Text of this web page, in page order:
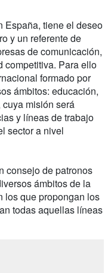
España, tiene el deseo
y un referente de
de comunicación,
competitiva. Para ello
formado por
ámbitos: educación,
misión será
y líneas de trabajo
sector a nivel
consejo de patronos
ámbitos de la
los que propongan los
todas aquellas líneas